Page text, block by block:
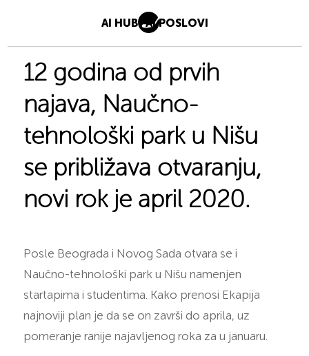
AI HUB AI POSLOVI
12 godina od prvih
najava, Naučno-
tehnološki park u Nišu
se približava otvaranju,
novi rok je april 2020.
Posle Beograda i Novog Sada otvara se i
Naučno-tehnološki park u Nišu namenjen
startapima i studentima. Kako prenosi Ekapija
najnoviji plan je da se on završi do aprila, uz
pomeranje ranije najavljenog roka za u januaru.